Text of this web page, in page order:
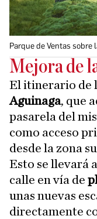
Parque de Ventas sobre
Mejora de
El itinerario de
Aguinaga, que
pasarela del
como acceso
desde la zona
Esto se llevará
calle en vía de
unas nuevas
directamente